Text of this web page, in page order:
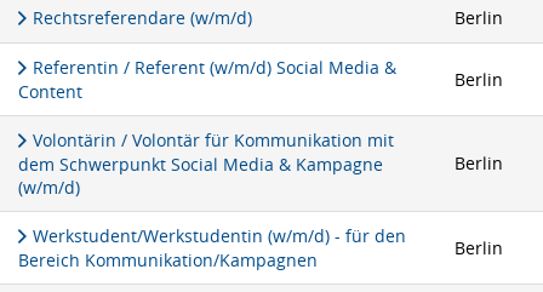
Rechtsreferendare (w/m/d) Berlin
Referentin / Referent (w/m/d) Social Media &
Content
Berlin
Volontärin / Volontär für Kommunikation mit
dem Schwerpunkt Social Media & Kampagne
(w/m/d)
Berlin
Werkstudent/Werkstudentin (w/m/d) - für den
Bereich Kommunikation/Kampagnen
Berlin